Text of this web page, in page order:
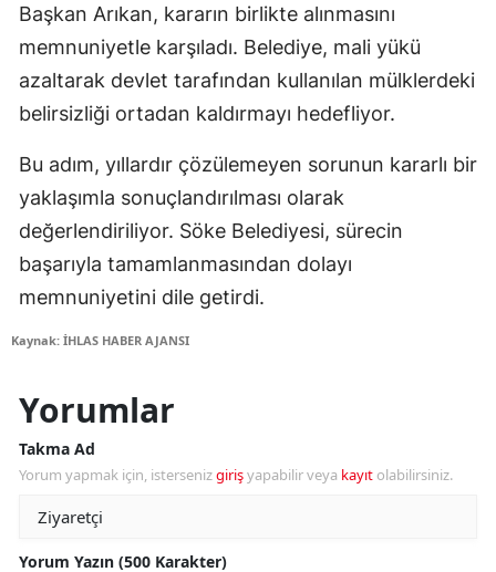
Başkan Arıkan, kararın birlikte alınmasını
memnuniyetle karşıladı. Belediye, mali yükü
azaltarak devlet tarafından kullanılan mülklerdeki
belirsizliği ortadan kaldırmayı hedefliyor.
Bu adım, yıllardır çözülemeyen sorunun kararlı bir
yaklaşımla sonuçlandırılması olarak
değerlendiriliyor. Söke Belediyesi, sürecin
başarıyla tamamlanmasından dolayı
memnuniyetini dile getirdi.
Kaynak: İHLAS HABER AJANSI
Yorumlar
Takma Ad
Yorum yapmak için, istersenizgirişyapabilir veya kayıt olabilirsiniz.
Yorum Yazın (500 Karakter)